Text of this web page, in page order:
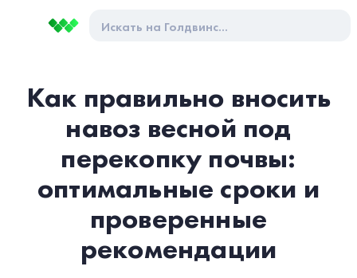
Как правильно вносить
навоз весной под
перекопку почвы:
оптимальные сроки и
проверенные
рекомендации